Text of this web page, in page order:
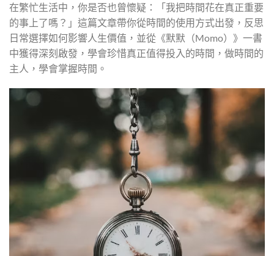
在繁忙生活中，你是否也曾懷疑：「我把時間花在真正重要
的事上了嗎？」這篇文章帶你從時間的使用方式出發，反思
日常選擇如何影響人生價值，並從《默默（Momo）》一書
中獲得深刻啟發，學會珍惜真正值得投入的時間，做時間的
主人，學會掌握時間。